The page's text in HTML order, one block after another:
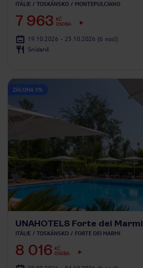
ITÁLIE TOSKÁNSKO MONTEPULCIANO
7 963
KČ
OSOBA
19.10.2026 - 25.10.2026 (6 nocí)
Snídaně
ZÁLOHA 5%
UNAHOTELS Forte dei Marmi
ITÁLIE TOSKÁNSKO FORTE DEI MARMI
8 016 KČ
OSOBA